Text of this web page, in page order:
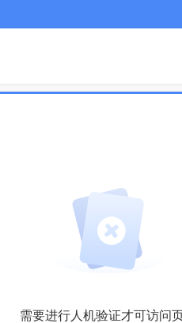
需要进行人机验证才可访问